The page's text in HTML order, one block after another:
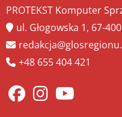
PROTEKST Komputer
ul. Głogowska 1, 67-
+48 655 404 421